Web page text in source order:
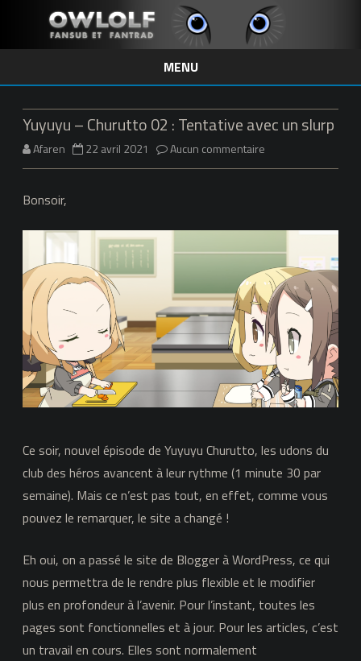
MENU
Skip
to
content
Yuyuyu – Churutto 02 : Tentative avec un slurp
Afaren 22 avril 2021 Aucun commentaire
Churutto
:
Tentative
avec
un
slurp
Bonsoir,
Ce soir, nouvel épisode de Yuyuyu Churutto, les udons du
club des héros avancent à leur rythme (1 minute 30 par
semaine). Mais ce n’est pas tout, en effet, comme vous
pouvez le remarquer, le site a changé !
Eh oui, on a passé le site de Blogger à WordPress, ce qui
nous permettra de le rendre plus flexible et le modifier
plus en profondeur à l’avenir. Pour l’instant, toutes les
pages sont fonctionnelles et à jour. Pour les articles, c’est
un travail en cours. Elles sont normalement